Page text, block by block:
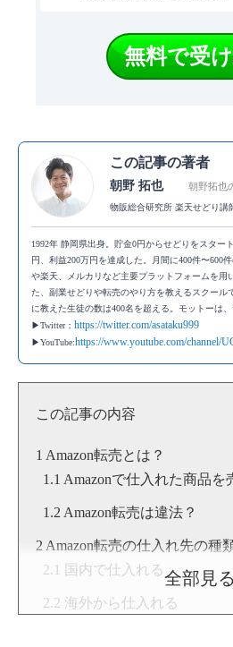
無料で受
この記事の著者
朝野 拓也 朝野拓也
物販総合研究所 楽天せどり講
1992年 静岡県出身。貯金0円からせどりをスター
円、利益200万円を達成した。月間に400件〜600
や楽天、メルカリなど主要プラットフォームを用
た、副業せどりや転売のやり方を教えるスクール
に教えた生徒の数は400名を超える。モットーは、”
▶Twitter： https://twitter.com/asataku999
▶YouTube:https://www.youtube.com/channel/
この記事の内容
Amazon転売とは？
Amazonで仕入れた商品を
Amazon転売は違法？
Amazon転売の仕入れ先の種
国内で仕入れる
海外から仕入れる
全部見る